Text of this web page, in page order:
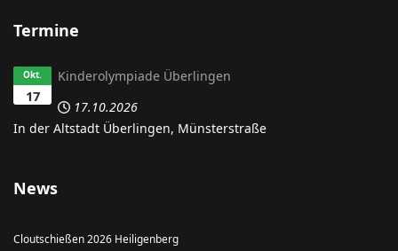
Termine
17
Okt.
Kinderolympiade Überlingen
17.10.2026
In der Altstadt Überlingen, Münsterstraße
News
Cloutschießen 2026 Heiligenberg